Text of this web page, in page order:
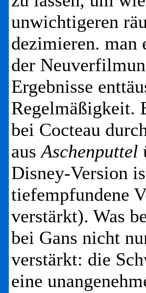
unwichtigeren
dezimieren. man
der
Ergebnisse
Regelmäßigkeit.
bei Cocteau
ausAschenputtel
Disney-Version
tiefempfundene
verstärkt). Was
bei Gans nicht
verstärkt: die
eine